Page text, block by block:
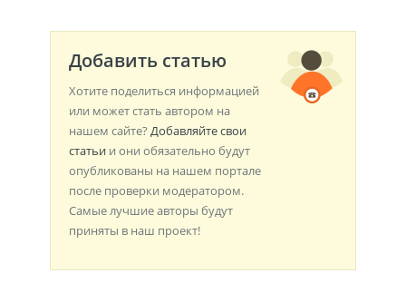
Добавить статью
Хотите поделиться информацией
или может стать автором на
нашем сайте? Добавляйте свои
статьи и они обязательно будут
опубликованы на нашем портале
после проверки модератором.
Самые лучшие авторы будут
приняты в наш проект!